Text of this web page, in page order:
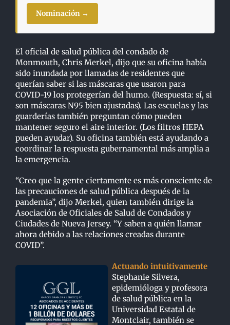
Nominación →
El oficial de salud pública del condado de
Monmouth, Chris Merkel, dijo que su oficina había
sido inundada por llamadas de residentes que
querían saber si las máscaras que usaron para
COVID-19 los protegerían del humo. (Respuesta: sí, si
son máscaras N95 bien ajustadas). Las escuelas y las
guarderías también preguntan cómo pueden
mantener seguro el aire interior. (Los filtros HEPA
pueden ayudar). Su oficina también está ayudando a
coordinar la respuesta gubernamental más amplia a
la emergencia.
“Creo que la gente ciertamente es más consciente de
las precauciones de salud pública después de la
pandemia”, dijo Merkel, quien también dirige la
Asociación de Oficiales de Salud de Condados y
Ciudades de Nueva Jersey. “Y saben a quién llamar
ahora debido a las relaciones creadas durante
COVID”.
Actuando intuitivamente
Stephanie Silvera,
epidemióloga y profesora
de salud pública en la
Universidad Estatal de
Montclair, también se